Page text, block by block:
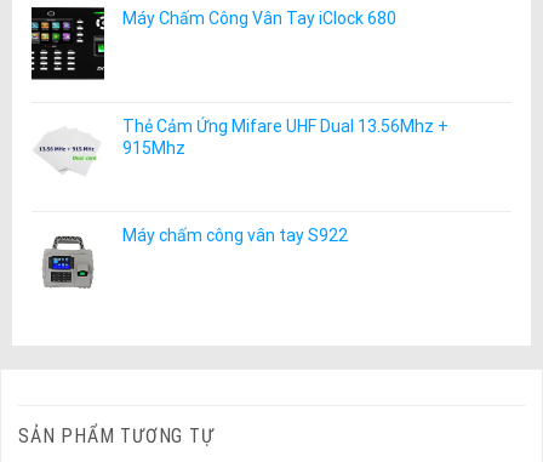
Máy Chấm Công Vân Tay iClock 680
Thẻ Cảm Ứng Mifare UHF Dual 13.56Mhz +
915Mhz
Máy chấm công vân tay S922
SẢN PHẨM TƯƠNG TỰ